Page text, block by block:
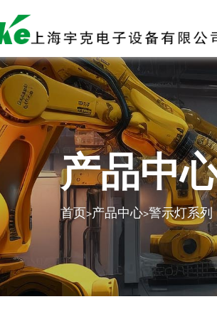
产品中
首页>产品中心>警示灯系列